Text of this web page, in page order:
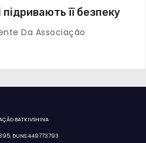
її безпеку
Da Associação
BATKIVSHINA
DUNS:449773793